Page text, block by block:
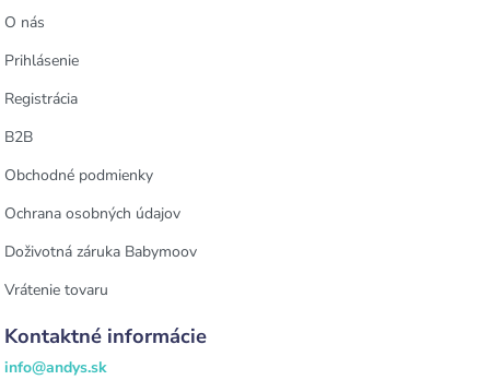
O nás
Prihlásenie
Registrácia
B2B
Obchodné podmienky
Ochrana osobných údajov
Doživotná záruka Babymoov
Vrátenie tovaru
Kontaktné informácie
info@andys.sk